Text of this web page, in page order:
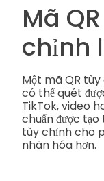
Mã
chỉnh
Một mã QR
có thể quét
TikTok, video
chuẩn được
tùy chỉnh cho
nhân hóa hơn.